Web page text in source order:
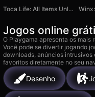
Toca Life: All Items Unlocked
Jogos online
O Playgama apresenta os mais
Você pode se divertir jogando
downloads, anúncios intrusivos
favoritos diretamente no seu
Desenho